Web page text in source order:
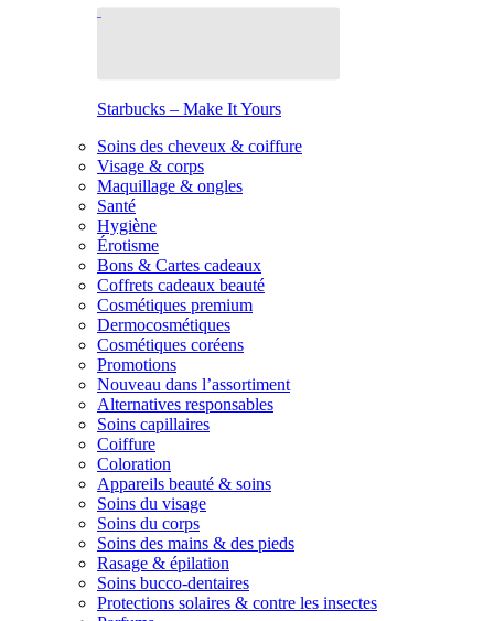
Starbucks – Make It Yours
Soins des cheveux & coiffure
Visage & corps
Maquillage & ongles
Santé
Hygiène
Érotisme
Bons & Cartes cadeaux
Coffrets cadeaux beauté
Cosmétiques premium
Dermocosmétiques
Cosmétiques coréens
Promotions
Nouveau dans l’assortiment
Alternatives responsables
Soins capillaires
Coiffure
Coloration
Appareils beauté & soins
Soins du visage
Soins du corps
Soins des mains & des pieds
Rasage & épilation
Soins bucco-dentaires
Protections solaires & contre les insectes